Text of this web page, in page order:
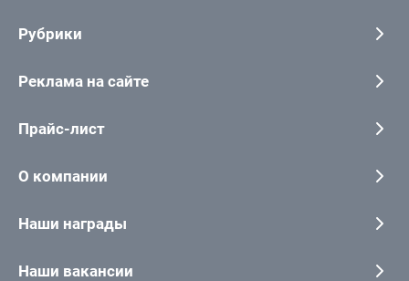
Рубрики
Реклама на сайте
Прайс-лист
О компании
Наши награды
Наши вакансии